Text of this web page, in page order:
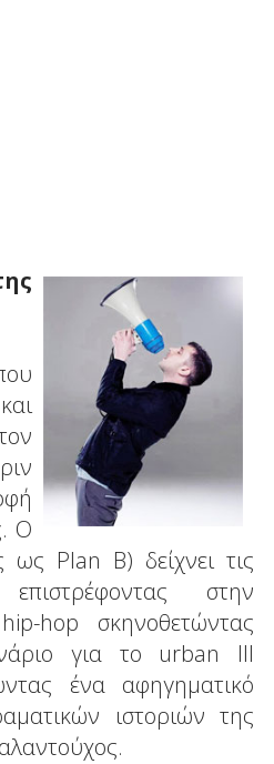
Ο
Plan B) δείχνει τις
στην
hip-hop σκηνοθετώντας
για το urban Ill
ένα αφηγηματικό
ιστοριών της